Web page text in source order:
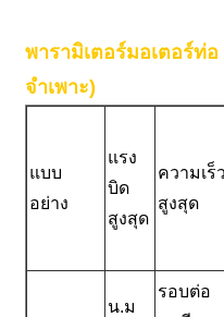
พารามิเตอร์มอเตอร์ท่
จำเพาะ)
แบบ
อย่าง
แรง
บิด
สูงสุด
ความเร็ว
สูงสุด
น.ม
รอบต่อ